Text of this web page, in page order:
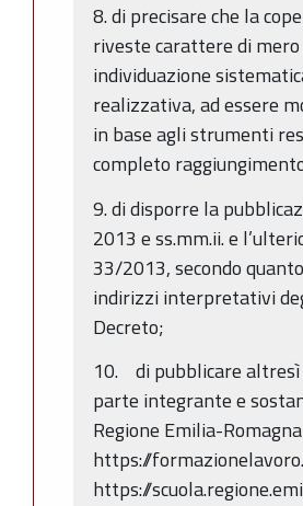
8. di precisare che la
riveste carattere di
individuazione
realizzativa, ad essere
in base agli strumenti
completo
9. di disporre la
2013 e ss.mm.ii. e
33/2013, secondo
indirizzi interpretativi
Decreto;
10. di pubblicare altresì
parte integrante e
Regione Emilia-
https://
https://